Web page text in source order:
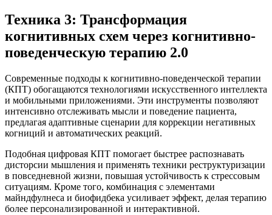
Техника 3: Трансформация
когнитивных схем через когнитивно-
поведенческую терапию 2.0
Современные подходы к когнитивно-поведенческой терапии
(КПТ) обогащаются технологиями искусственного интеллекта
и мобильными приложениями. Эти инструменты позволяют
интенсивно отслеживать мысли и поведение пациента,
предлагая адаптивные сценарии для коррекции негативных
когниций и автоматических реакций.
Подобная цифровая КПТ помогает быстрее распознавать
дисторсии мышления и применять техники реструктуризации
в повседневной жизни, повышая устойчивость к стрессовым
ситуациям. Кроме того, комбинация с элементами
майндфулнеса и биофидбека усиливает эффект, делая терапию
более персонализированной и интерактивной.